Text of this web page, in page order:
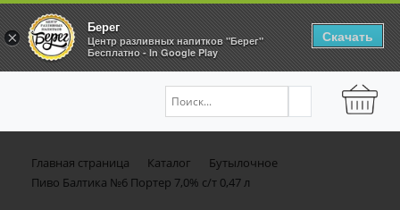
Главная страница Каталог
Бутылочное
Пиво Балтика №6 Портер 7,0% с/т 0,47 л
×
Берег
Центр разливных напитков "Берег"
Бесплатно - In Google Play
Скачать